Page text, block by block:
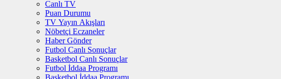
Canlı TV
Puan Durumu
TV Yayın Akışları
Nöbetçi Eczaneler
Haber Gönder
Futbol Canlı Sonuçlar
Basketbol Canlı Sonuçlar
Futbol İddaa Programı
Basketbol İddaa Programı